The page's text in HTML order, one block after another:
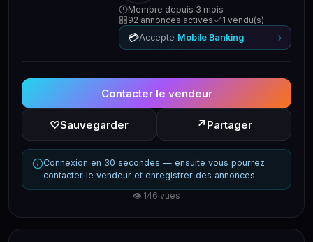
Membre depuis 3 mois
92 annonces actives
1 vendu(s)
💳Accepte Mobile Banking →
Contacter le vendeur
♡Sauvegarder ↗ Partager
Connexion en 30 secondes — ensuite vous pourrez
contacter le vendeur et enregistrer des annonces.
👁 146 vues